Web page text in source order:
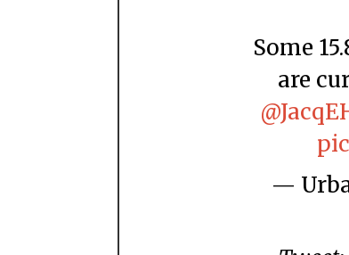
Some 15.8 million American households
are
—